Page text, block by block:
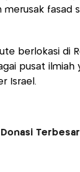
fasad
berlokasi di
pusat
Israel.